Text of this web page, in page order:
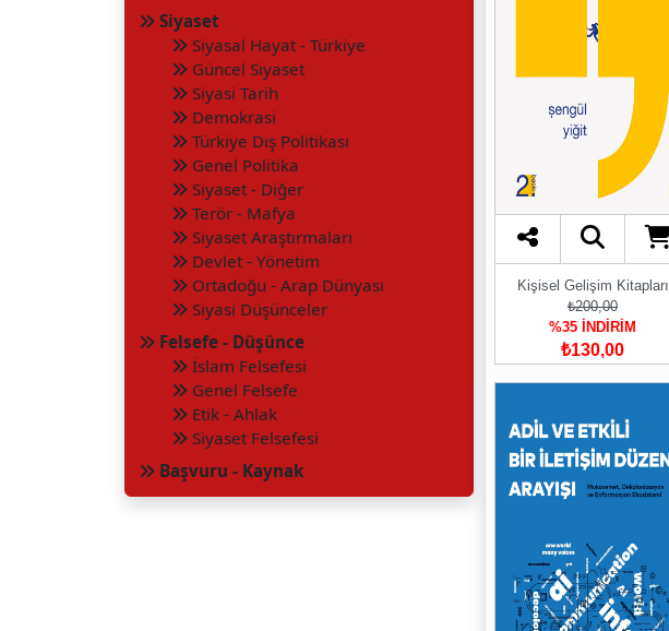
Siyaset
Siyasal Hayat - Türkiye
Güncel Siyaset
Siyasi Tarih
Demokrasi
Türkiye Dış Politikası
Genel Politika
Siyaset - Diğer
Terör - Mafya
Siyaset Araştırmaları
Devlet - Yönetim
Ortadoğu - Arap Dünyası
Siyasi Düşünceler
Felsefe - Düşünce
İslam Felsefesi
Genel Felsefe
Etik - Ahlak
Siyaset Felsefesi
Başvuru - Kaynak
Kişisel Gelişim Kitapları
₺200,00
%35 İNDİRİM
₺130,00